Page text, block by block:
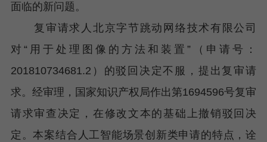
面临的新问题。
复审请求人北京字节跳动网络技术有限公司
对“用于处理图像的方法和装置”（申请号：
201810734681.2）的驳回决定不服，提出复审请
求。经审理，国家知识产权局作出第1694596号复审
请求审查决定，在修改文本的基础上撤销驳回决
定。本案结合人工智能场景创新类申请的特点，诠